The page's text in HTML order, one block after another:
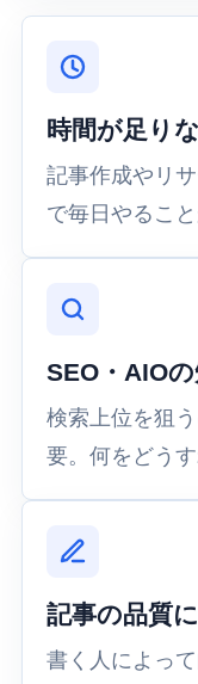
時間が足り
記事作成やリ
で毎日やるこ
SEO・AIO
検索上位を狙
要。何をどう
記事の品質
書く人によっ